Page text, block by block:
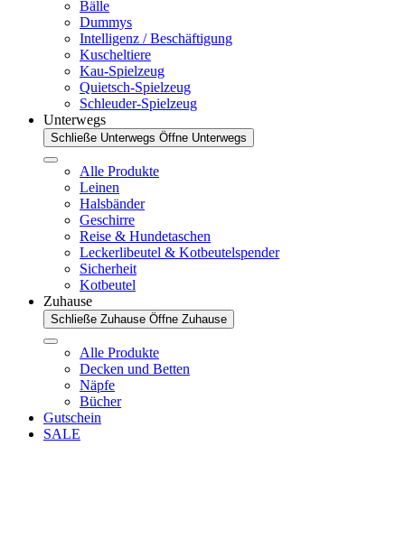
Bälle
Dummys
Intelligenz / Beschäftigung
Kuscheltiere
Kau-Spielzeug
Quietsch-Spielzeug
Schleuder-Spielzeug
Unterwegs
Schließe Unterwegs Öffne Unterwegs
Alle Produkte
Leinen
Halsbänder
Geschirre
Reise & Hundetaschen
Leckerlibeutel & Kotbeutelspender
Sicherheit
Kotbeutel
Zuhause
Schließe Zuhause Öffne Zuhause
Alle Produkte
Decken und Betten
Näpfe
Bücher
Gutschein
SALE